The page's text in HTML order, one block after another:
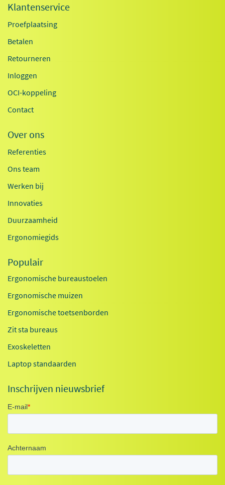
Klantenservice
Proefplaatsing
Betalen
Retourneren
Inloggen
OCI-koppeling
Contact
Over ons
Referenties
Ons team
Werken bij
Innovaties
Duurzaamheid
Ergonomiegids
Populair
Ergonomische bureaustoelen
Ergonomische muizen
Ergonomische toetsenborden
Zit sta bureaus
Exoskeletten
Laptop standaarden
Inschrijven nieuwsbrief